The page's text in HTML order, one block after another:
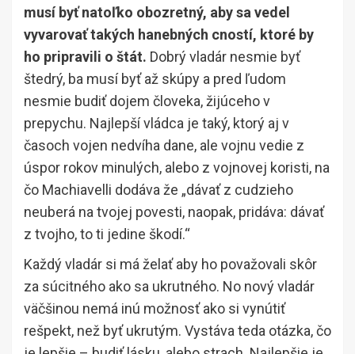
musí byť natoľko obozretný, aby sa vedel
vyvarovať takých hanebných cností, ktoré by
ho pripravili o štát. Dobrý vladár nesmie byť
štedrý, ba musí byť až skúpy a pred ľudom
nesmie budiť dojem človeka, žijúceho v
prepychu. Najlepší vládca je taký, ktorý aj v
časoch vojen nedvíha dane, ale vojnu vedie z
úspor rokov minulých, alebo z vojnovej koristi, na
čo Machiavelli dodáva že „dávať z cudzieho
neuberá na tvojej povesti, naopak, pridáva: dávať
z tvojho, to ti jedine škodí.“
Každý vladár si má želať aby ho považovali skôr
za súcitného ako sa ukrutného. No nový vladár
väčšinou nemá inú možnosť ako si vynútiť
rešpekt, než byť ukrutým. Vystáva teda otázka, čo